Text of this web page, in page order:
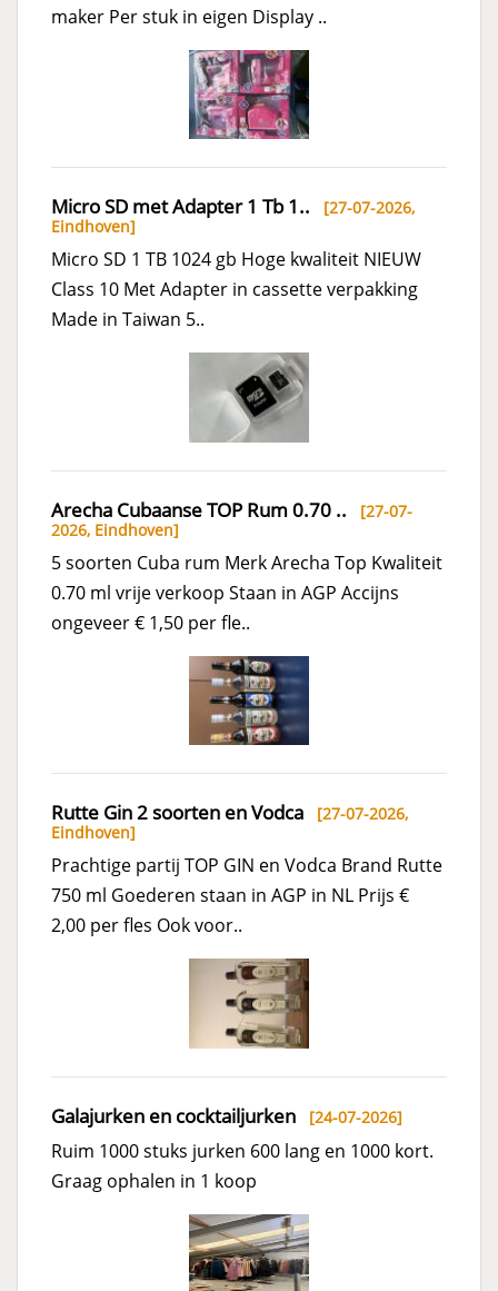
maker Per stuk in eigen Display ..
Micro SD met Adapter 1 Tb 1.. [27-07-2026,
Eindhoven]
Micro SD 1 TB 1024 gb Hoge kwaliteit NIEUW
Class 10 Met Adapter in cassette verpakking
Made in Taiwan 5..
Arecha Cubaanse TOP Rum 0.70 .. [27-07-
2026, Eindhoven]
5 soorten Cuba rum Merk Arecha Top Kwaliteit
0.70 ml vrije verkoop Staan in AGP Accijns
ongeveer € 1,50 per fle..
Rutte Gin 2 soorten en Vodca [27-07-2026,
Eindhoven]
Prachtige partij TOP GIN en Vodca Brand Rutte
750 ml Goederen staan in AGP in NL Prijs €
2,00 per fles Ook voor..
Galajurken en cocktailjurken [24-07-2026]
Ruim 1000 stuks jurken 600 lang en 1000 kort.
Graag ophalen in 1 koop